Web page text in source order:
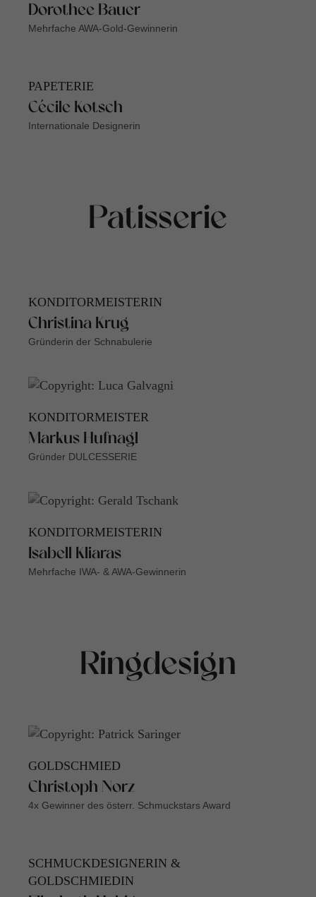
Dorothee Bauer
Mehrfache AWA-Gold-Gewinnerin
PAPETERIE
Cécile Kotsch
Internationale Designerin
Patisserie
KONDITORMEISTERIN
Christina Krug
Gründerin der Schnabulerie
KONDITORMEISTER
Markus Hufnagl
Gründer DULCESSERIE
KONDITORMEISTERIN
Isabell Kliaras
Mehrfache IWA- & AWA-Gewinnerin
Ringdesign
GOLDSCHMIED
Christoph Norz
4x Gewinner des österr. Schmuckstars Award
SCHMUCKDESIGNERIN &
GOLDSCHMIEDIN